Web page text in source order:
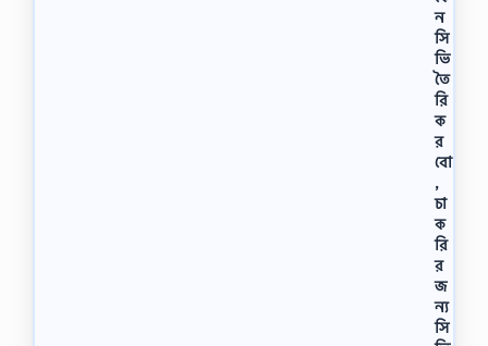
ন
সি
ভি
তৈ
রি
ক
র
বো
,
চা
ক
রি
র
জ
ন্য
সি